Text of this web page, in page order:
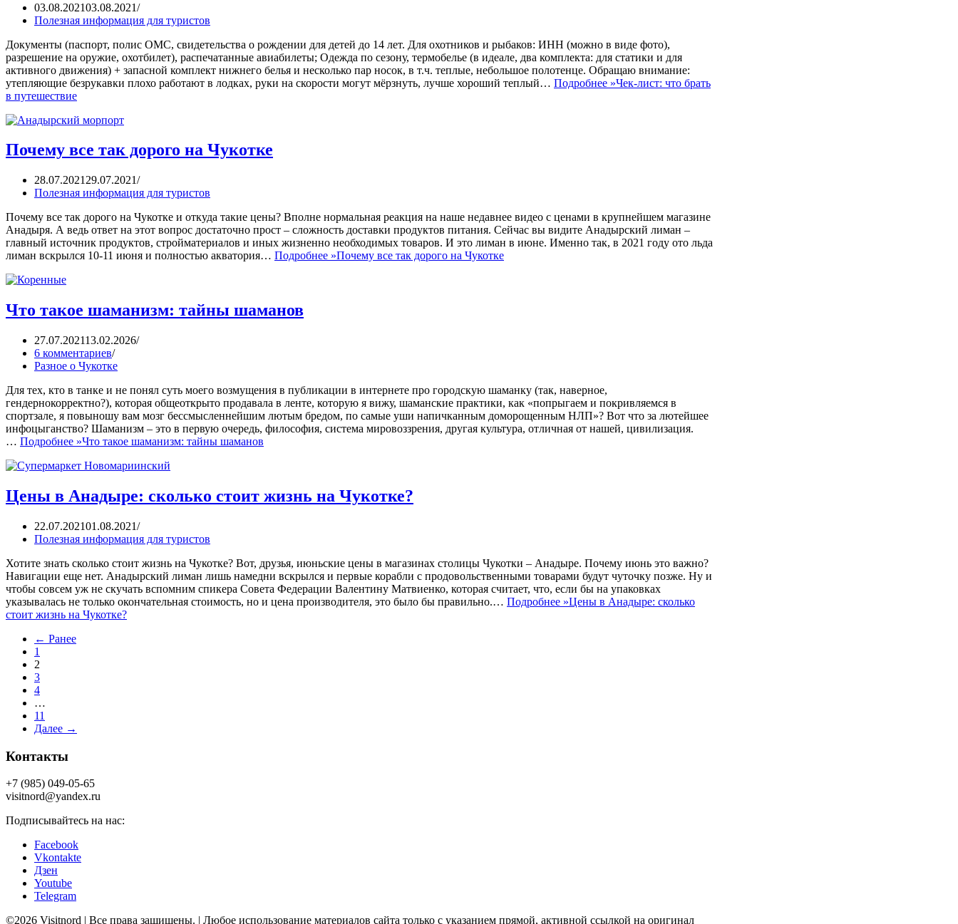
03.08.202103.08.2021
Полезная информация для туристов
Документы (паспорт, полис ОМС, свидетельства о рождении для детей до 14 лет. Для охотников и рыбаков: ИНН (можно в виде фото),
разрешение на оружие, охотбилет), распечатанные авиабилеты; Одежда по сезону, термобелье (в идеале, два комплекта: для статики и для
активного движения) + запасной комплект нижнего белья и несколько пар носок, в т.ч. теплые, небольшое полотенце. Обращаю внимание:
утепляющие безрукавки плохо работают в лодках, руки на скорости могут мёрзнуть, лучше хороший теплый… Подробнее »Чек-лист: что брать
в путешествие
Почему все так дорого на Чукотке
28.07.2021 29.07.2021
Полезная информация для туристов
Почему все так дорого на Чукотке и откуда такие цены? Вполне нормальная реакция на наше недавнее видео с ценами в крупнейшем магазине
Анадыря. А ведь ответ на этот вопрос достаточно прост – сложность доставки продуктов питания. Сейчас вы видите Анадырский лиман –
главный источник продуктов, стройматериалов и иных жизненно необходимых товаров. И это лиман в июне. Именно так, в 2021 году ото льда
лиман вскрылся 10-11 июня и полностью акватория… Подробнее »Почему все так дорого на Чукотке
Что такое шаманизм: тайны шаманов
27.07.202113.02.2026
6 комментариев
Разное о Чукотке
Для тех, кто в танке и не понял суть моего возмущения в публикации в интернете про городскую шаманку (так, наверное,
гендернокорректно?), которая общеоткрыто продавала в ленте, которую я вижу, шаманские практики, как «попрыгаем и покривляемся в
спортзале, я повыношу вам мозг бессмысленнейшим лютым бредом, по самые уши напичканным доморощенным НЛП»? Вот что за лютейшее
инфоцыганство? Шаманизм – это в первую очередь, философия, система мировоззрения, другая культура, отличная от нашей, цивилизация.
… Подробнее »Что такое шаманизм: тайны шаманов
Цены в Анадыре: сколько стоит жизнь на Чукотке?
22.07.202101.08.2021
Полезная информация для туристов
Хотите знать сколько стоит жизнь на Чукотке? Вот, друзья, июньские цены в магазинах столицы Чукотки – Анадыре. Почему июнь это важно?
Навигации еще нет. Анадырский лиман лишь намедни вскрылся и первые корабли с продовольственными товарами будут чуточку позже. Ну и
чтобы совсем уж не скучать вспомним спикера Совета Федерации Валентину Матвиенко, которая считает, что, если бы на упаковках
указывалась не только окончательная стоимость, но и цена производителя, это было бы правильно.… Подробнее »Цены в Анадыре: сколько
стоит жизнь на Чукотке?
← Ранее
1
2
3
4
…
11
Далее →
Контакты
+7 (985) 049-05-65
visitnord@yandex.ru
Подписывайтесь на нас:
Facebook
Vkontakte
Дзен
Youtube
Telegram
©2026 Visitnord | Все права защищены. | Любое использование материалов сайта только с указанием прямой, активной ссылкой на оригинал